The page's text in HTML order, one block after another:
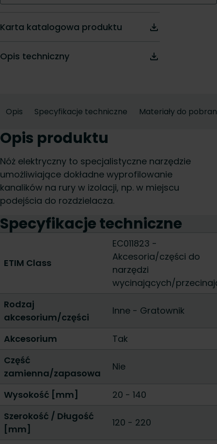
Karta katalogowa produktu
Opis techniczny
Opis Specyfikacje techniczne Materiały do
Opis produktu
Nóż elektryczny to specjalistyczne narzędzie
umożliwiające dokładne wyprofilowanie
kanalików na rury w izolacji, np. w miejscu
podejścia do rozdzielacza.
Specyfikacje techniczne
ETIM Class
EC011823 -
Akcesoria/części do
narzędzi
wycinających/
Rodzaj
akcesorium/części
Inne - Gratownik
Akcesorium
Tak
Część
zamienna/zapasowa
Nie
Wysokość [mm] 20 - 140
Szerokość / Długość
[mm]
120 - 220